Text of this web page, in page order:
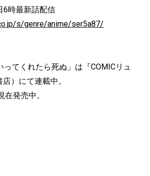
6時最新話配信
s/genre/anime/ser5a87/
ってくれたら死ぬ」は『COMICリュ
）にて連載中。
発売中。